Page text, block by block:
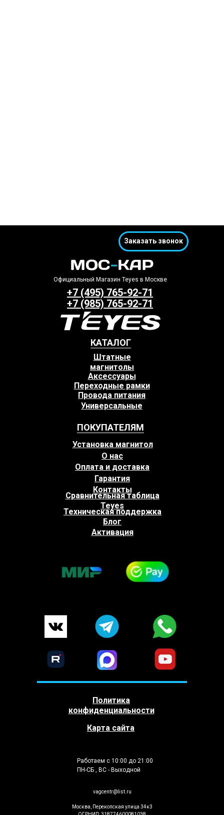
ПОКУПАТЕЛЯМ
КАТАЛОГ
+7 (495) 765-92-71
+7 (985) 765-92-71
Москва, Перекопская улица 34к3
vagcentr@list.ru
Аксессуары
Провода питания
Штатные
магнитолы
Переходные рамки
Работаем с 10:00 до 21:00
ПН-СБ , ВС - Выходной
Заказать звонок
Официальный Магазин Teyes в Москве
Политика
конфиденциальности
Карта сайта
Универсальные
Установка магнитол
Контакты
Сравнительная таблица
Teyes
Блог
Техническая поддержка
Активация
Оплата и доставка
О нас
Гарантия